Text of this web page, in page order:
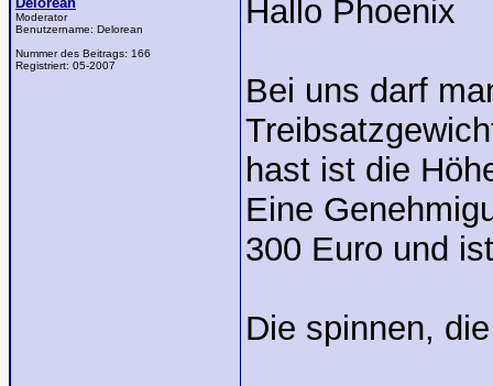
Moderator
Benutzername: Delorean
Nummer des Beitrags: 166
Registriert: 05-2007
Hallo Phoenix
Bei uns darf
hast ist die
Eine
300 Euro und
Die spinnen,